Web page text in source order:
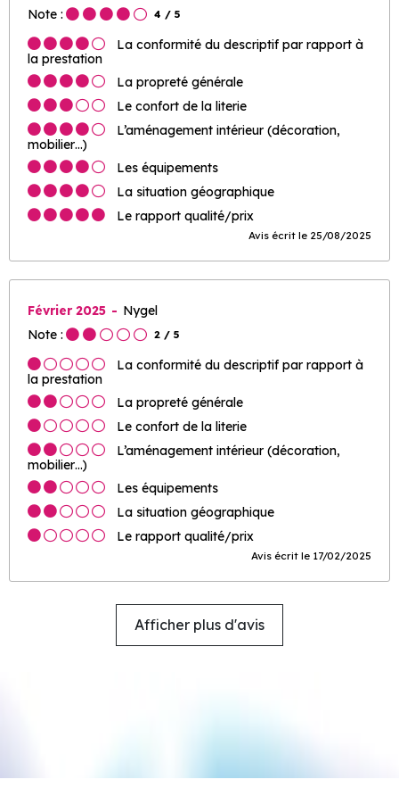
Note : 4 / 5
La conformité du descriptif par rapport à
la prestation
La propreté générale
Le confort de la literie
L’aménagement intérieur (décoration,
mobilier…)
Les équipements
La situation géographique
Le rapport qualité/prix
Avis écrit le 25/08/2025
Février 2025
Nygel
Note :
2 / 5
La conformité du descriptif par rapport à
la prestation
La propreté générale
Le confort de la literie
L’aménagement intérieur (décoration,
mobilier…)
Les équipements
La situation géographique
Le rapport qualité/prix
Avis écrit le 17/02/2025
Afficher plus d'avis